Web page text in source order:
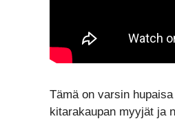
Tämä on varsin
kitarakaupan myyjät ja